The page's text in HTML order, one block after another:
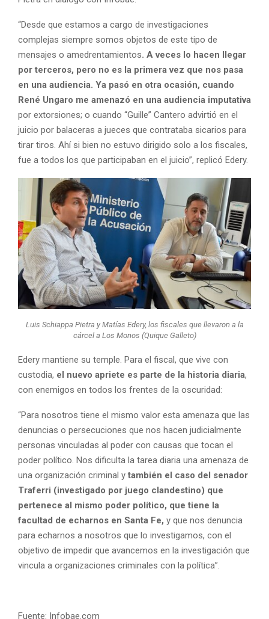
“Desde que estamos a cargo de investigaciones
complejas siempre somos objetos de este tipo de
mensajes o amedrentamientos. A veces lo hacen llegar
por terceros, pero no es la primera vez que nos pasa
en una audiencia. Ya pasó en otra ocasión, cuando
René Ungaro me amenazó en una audiencia imputativa
por extorsiones; o cuando “Guille” Cantero advirtió en el
juicio por balaceras a jueces que contrataba sicarios para
tirar tiros. Ahí si bien no estuvo dirigido solo a los fiscales,
fue a todos los que participaban en el juicio”, replicó Edery.
Luis Schiappa Pietra y Matías Edery, los fiscales que llevaron a la
cárcel a Los Monos (Quique Galleto)
Edery mantiene su temple. Para el fiscal, que vive con
custodia, el nuevo apriete es parte de la historia diaria,
con enemigos en todos los frentes de la oscuridad:
“Para nosotros tiene el mismo valor esta amenaza que las
denuncias o persecuciones que nos hacen judicialmente
personas vinculadas al poder con causas que tocan el
poder político. Nos dificulta la tarea diaria una amenaza de
una organización criminal y también el caso del senador
Traferri (investigado por juego clandestino) que
pertenece al mismo poder político, que tiene la
facultad de echarnos en Santa Fe, y que nos denuncia
para echarnos a nosotros que lo investigamos, con el
objetivo de impedir que avancemos en la investigación que
vincula a organizaciones criminales con la política”.
Fuente: Infobae.com